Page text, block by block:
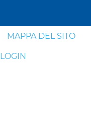
MAPPA DEL SITO
LOGIN